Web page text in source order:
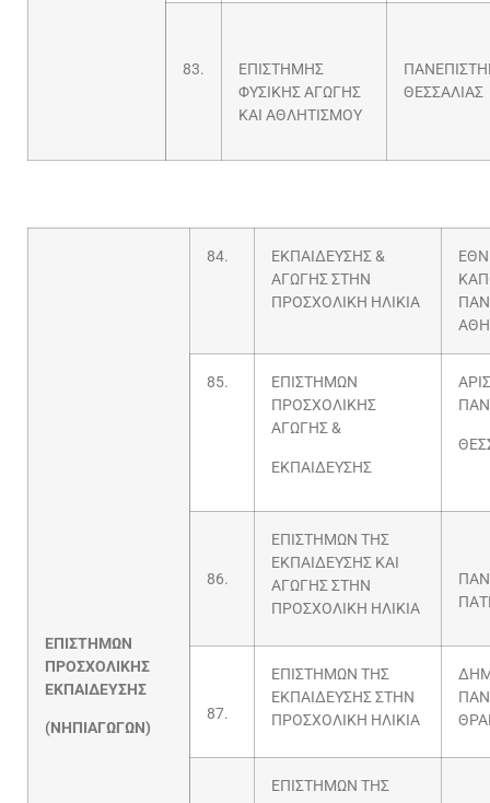
83.
ΕΠΙΣΤΗΜΗΣ
ΦΥΣΙΚΗΣ ΑΓΩΓΗΣ
ΚΑΙ ΑΘΛΗΤΙΣΜΟΥ
ΘΕΣΣΑΛΙΑΣ
ΕΠΙΣΤΗΜΩΝ
ΠΡΟΣΧΟΛΙΚΗΣ
ΕΚΠΑΙΔΕΥΣΗΣ
(ΝΗΠΙΑΓΩΓΩΝ)
84.
ΕΚΠΑΙΔΕΥΣΗΣ &
ΑΓΩΓΗΣ ΣΤΗΝ
ΠΡΟΣΧΟΛΙΚΗ ΗΛΙΚΙΑ
85.
ΕΠΙΣΤΗΜΩΝ
ΠΡΟΣΧΟΛΙΚΗΣ
ΑΓΩΓΗΣ &
ΕΚΠΑΙΔΕΥΣΗΣ
86.
ΕΠΙΣΤΗΜΩΝ ΤΗΣ
ΕΚΠΑΙΔΕΥΣΗΣ ΚΑΙ
ΑΓΩΓΗΣ ΣΤΗΝ
ΠΡΟΣΧΟΛΙΚΗ ΗΛΙΚΙΑ
87.
ΕΠΙΣΤΗΜΩΝ ΤΗΣ
ΕΚΠΑΙΔΕΥΣΗΣ ΣΤΗΝ
ΠΡΟΣΧΟΛΙΚΗ ΗΛΙΚΙΑ
ΕΠΙΣΤΗΜΩΝ ΤΗΣ